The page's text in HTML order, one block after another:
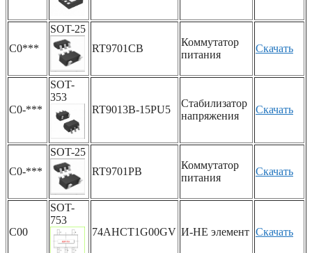
C0***
SOT-25
RT9701CB
Коммутатор
питания
Скачать
C0-***
SOT-
353
RT9013B-15PU5
Стабилизатор
напряжения
Скачать
C0-***
SOT-25
RT9701PB
Коммутатор
питания
Скачать
C00
SOT-
753
74AHCT1G00GV И-НЕ элемент Скачать